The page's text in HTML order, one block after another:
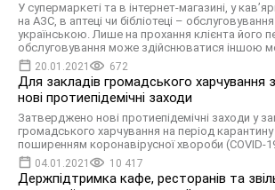
У супермаркеті та в інтернет-магазині, у
на АЗС, в аптеці чи бібліотеці –
українською. Лише на прохання клієнта його
обслуговування може здійснюватися іншою
20.01.2021 672
Для закладів громадського харчування
нові протиепідемічні заходи
Затверджено нові протиепідемічні заходи у
громадського харчування на період карантину
поширенням коронавірусної хвороби (COVID-
04.01.2021 10 417
Держпідтримка кафе, ресторанів та